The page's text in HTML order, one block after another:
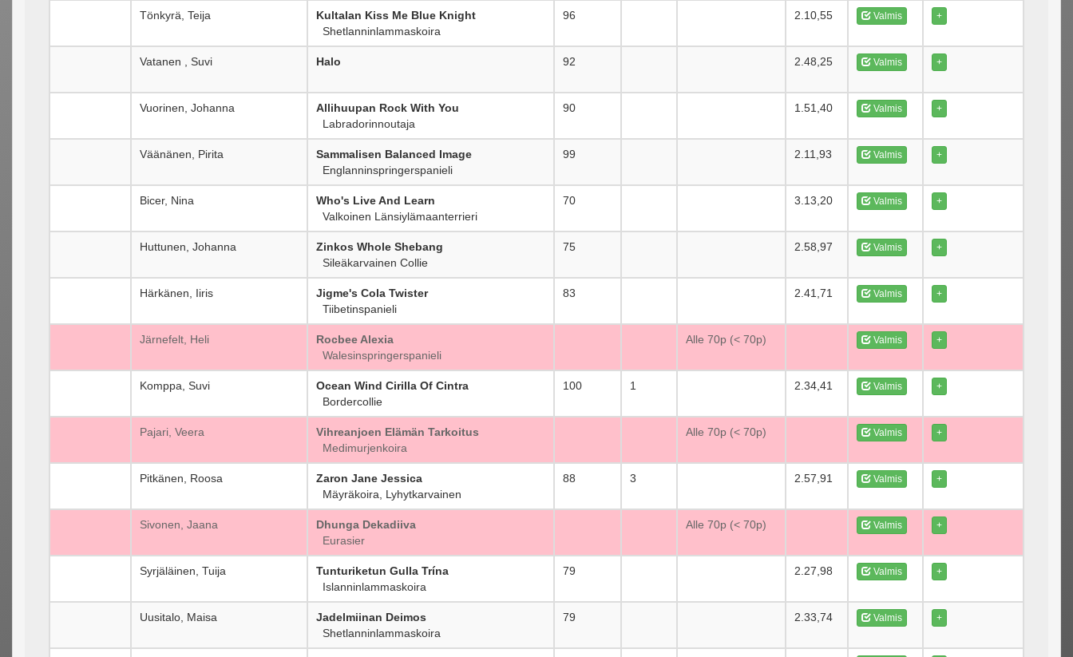
Tönkyrä, Teija
Kultalan Kiss Me Blue Knight
Shetlanninlammaskoira
96 2.10,55 Valmis +
Vatanen , Suvi Halo 92 2.48,25 Valmis +
Vuorinen, Johanna
Allihuupan Rock With You
Labradorinnoutaja
90 1.51,40 Valmis +
Väänänen, Pirita
Sammalisen Balanced Image
Englanninspringerspanieli
99 2.11,93 Valmis +
Bicer, Nina
Who's Live And Learn
Valkoinen Länsiylämaanterrieri
70 3.13,20 Valmis +
Huttunen, Johanna
Zinkos Whole Shebang
Sileäkarvainen Collie
75 2.58,97 Valmis +
Härkänen, Iiris
Jigme's Cola Twister
Tiibetinspanieli
83 2.41,71 Valmis +
Järnefelt, Heli
Rocbee Alexia
Walesinspringerspanieli
Alle 70p (< 70p) Valmis +
Komppa, Suvi
Ocean Wind Cirilla Of Cintra
Bordercollie
100 1 2.34,41 Valmis +
Pajari, Veera
Vihreanjoen Elämän Tarkoitus
Medimurjenkoira
Alle 70p (< 70p) Valmis +
Pitkänen, Roosa
Zaron Jane Jessica
Mäyräkoira, Lyhytkarvainen
88 3 2.57,91 Valmis +
Sivonen, Jaana
Dhunga Dekadiiva
Eurasier
Alle 70p (< 70p) Valmis +
Syrjäläinen, Tuija
Tunturiketun Gulla Trína
Islanninlammaskoira
79 2.27,98 Valmis +
Uusitalo, Maisa
Jadelmiinan Deimos
Shetlanninlammaskoira
79 2.33,74 Valmis +